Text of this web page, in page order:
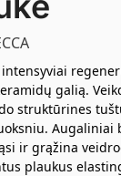
galią.
struktūrines
Augaliniai
ir grąžina
plaukus